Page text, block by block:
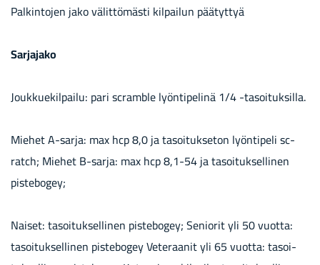
Pal­kin­to­jen jako vä­lit­tö­mäs­ti kil­pai­lun pää­tyt­tyä
Sar­ja­ja­ko
Jouk­kue­kil­pai­lu: pari sc­ramble lyön­ti­pe­li­nä 1/4 -​tasoituksilla.
Mie­het A-​sarja: max hcp 8,0 ja ta­soi­tuk­se­ton lyön­ti­pe­li sc­
ratch; Mie­het B-​sarja: max hcp 8,1-54 ja ta­soi­tuk­sel­li­nen
pis­te­bo­gey;
Nai­set: ta­soi­tuk­sel­li­nen pis­te­bo­gey; Se­nio­rit yli 50 vuot­ta:
ta­soi­tuk­sel­li­nen pis­te­bo­gey Ve­te­raa­nit yli 65 vuot­ta: ta­soi­